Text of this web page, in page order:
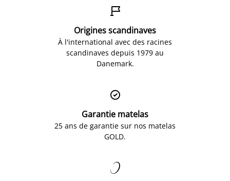

Origines scandinaves
À l'international avec des racines
scandinaves depuis 1979 au
Danemark.

Garantie matelas
25 ans de garantie sur nos matelas
GOLD.
